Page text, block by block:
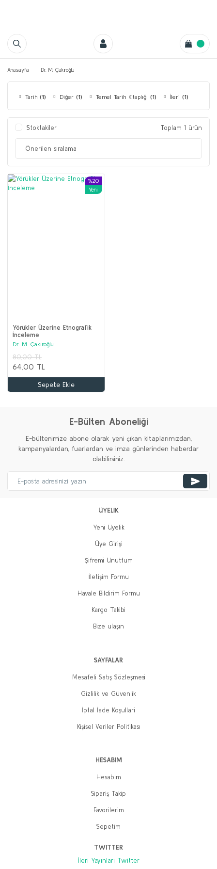
Anasayfa Dr. M. Çakıroğlu
Tarih (1) Diğer (1) Temel Tarih Kitaplığı (1) İleri (1)
Stoktakiler Toplam 1 ürün
%20
Yeni
Yörükler Üzerine Etnografik
İnceleme
Dr. M. Çakıroğlu
80,00 TL
64,00 TL
Sepete Ekle
E-Bülten Aboneliği
E-bültenimize abone olarak yeni çıkan kitaplarımızdan,
kampanyalardan, fuarlardan ve imza günlerinden haberdar
olabilirsiniz.
ÜYELİK
Yeni Üyelik
Üye Girişi
Şifremi Unuttum
İletişim Formu
Havale Bildirim Formu
Kargo Takibi
Bize ulaşın
SAYFALAR
Mesafeli Satış Sözleşmesi
Gizlilik ve Güvenlik
İptal İade Koşullari
Kişisel Veriler Politikası
HESABIM
Hesabım
Sipariş Takip
Favorilerim
Sepetim
TWITTER
İleri Yayınları Twitter